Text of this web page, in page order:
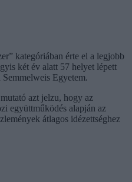
kategóriában érte el a legjobb
két év alatt 57 helyet lépett
Egyetem.
azt jelzu, hogy az
együttműködés alapján az
átlagos idézettséghez